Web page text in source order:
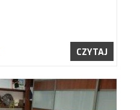
CZYTAJ